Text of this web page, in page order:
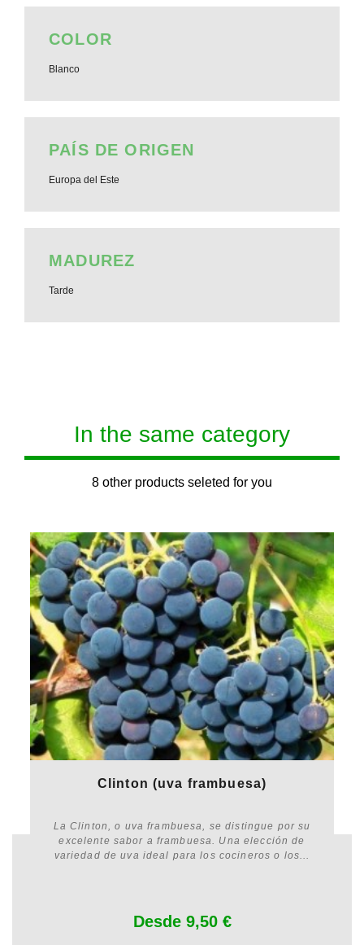
COLOR
Blanco
PAÍS DE ORIGEN
Europa del Este
MADUREZ
Tarde
In the same category
8 other products seleted for you
Clinton (uva frambuesa)
La Clinton, o uva frambuesa, se distingue por su
excelente sabor a frambuesa. Una elección de
variedad de uva ideal para los cocineros o los...
Desde 9,50 €